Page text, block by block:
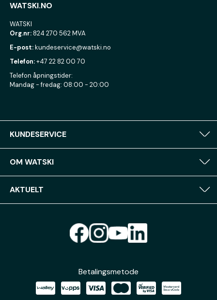
WATSKI.NO
WATSKI
Org.nr:824 270 562 MVA
E-post:kundeservice@watski.no
Telefon:+47 22 82 00 70
Telefon åpningstider:
Mandag - fredag: 08:00 - 20:00
KUNDESERVICE
OM WATSKI
AKTUELT
Betalingsmetode